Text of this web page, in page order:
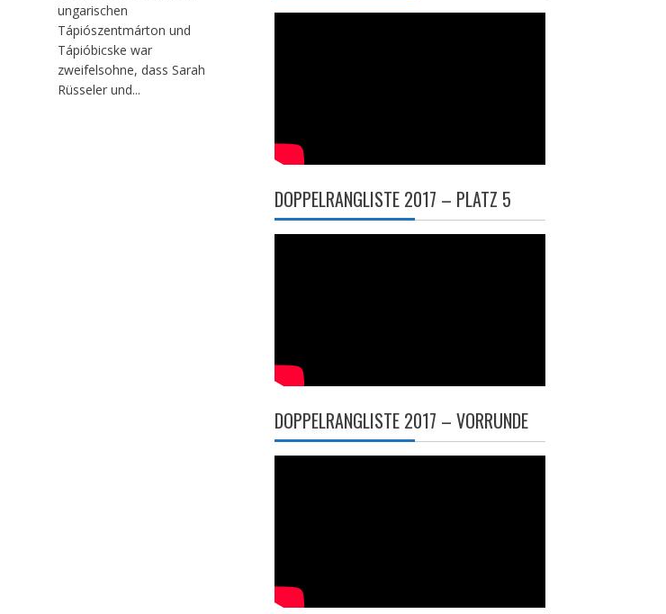
ungarischen
Tápiószentmárton und
Tápióbicske war
zweifelsohne, dass Sarah
Rüsseler und...
DOPPELRANGLISTE 2017 – PLATZ 5
DOPPELRANGLISTE 2017 – VORRUNDE